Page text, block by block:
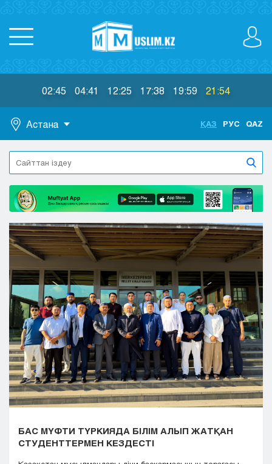
02:45 04:41 12:25 17:38 19:59 21:54
Астана
Астана
Алматы
Актобе
Атырау
Жезказган
Караганда
Кокшетау
Костанай
Кызылорда
Павлодар
Петропавловск
Семей
Талдыкорган
Тараз
Туркестан
Уральск
Усть-Каменогорск
ҚАЗ РУС QAZ
БАС МҮФТИ ТҮРКИЯДА БІЛІМ АЛЫП ЖАТҚАН
СТУДЕНТТЕРМЕН КЕЗДЕСТІ